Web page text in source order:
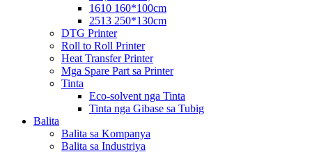
1610 160*100cm
2513 250*130cm
DTG Printer
Roll to Roll Printer
Heat Transfer Printer
Mga Spare Part sa Printer
Tinta
Eco-solvent nga Tinta
Tinta nga Gibase sa Tubig
Balita
Balita sa Kompanya
Balita sa Industriya